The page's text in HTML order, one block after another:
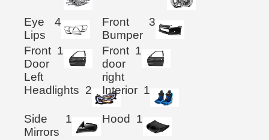
Eye
Lips
4
Front
Bumper
3
Front
Door
Left
1
Front
door
right
1
Headlights 2 Interior 1
Side
Mirrors
1 Hood 1